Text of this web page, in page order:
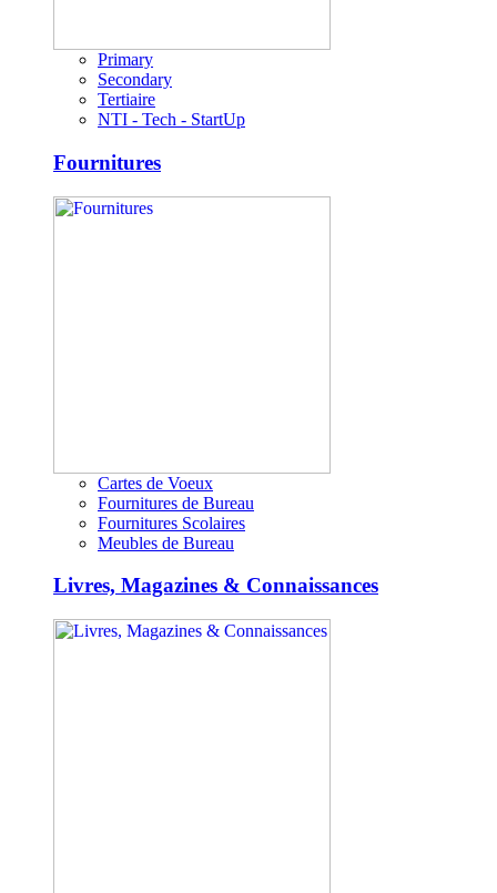
Primary
Secondary
Tertiaire
NTI - Tech - StartUp
Fournitures
Cartes de Voeux
Fournitures de Bureau
Fournitures Scolaires
Meubles de Bureau
Livres, Magazines & Connaissances